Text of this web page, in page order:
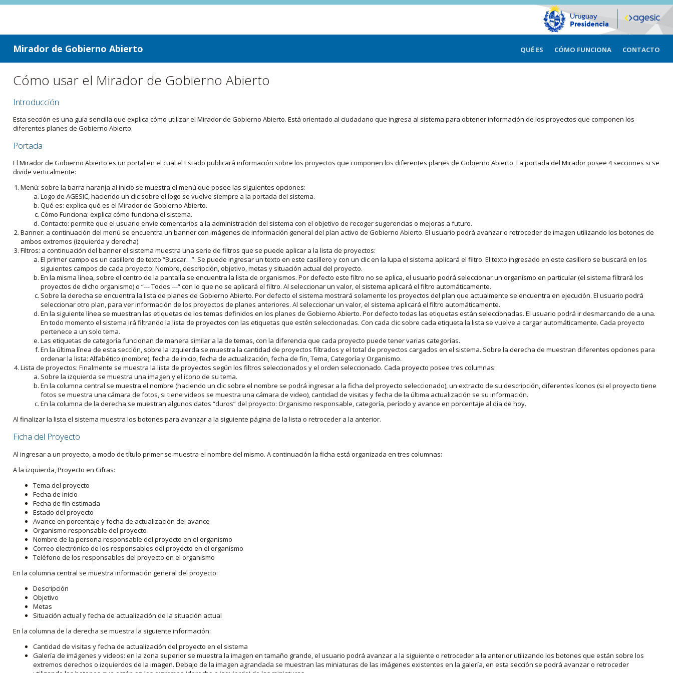
ir a contenido
ir al menú
Mirador de Gobierno Abierto QUÉ ES CÓMO FUNCIONA CONTACTO
Cómo usar el Mirador de Gobierno Abierto
Introducción
Esta sección es una guía sencilla que explica cómo utilizar el Mirador de Gobierno Abierto. Está orientado al ciudadano que ingresa al sistema para obtener información de los proyectos que componen los
diferentes planes de Gobierno Abierto.
Portada
El Mirador de Gobierno Abierto es un portal en el cual el Estado publicará información sobre los proyectos que componen los diferentes planes de Gobierno Abierto. La portada del Mirador posee 4 secciones si se
divide verticalmente:
Menú: sobre la barra naranja al inicio se muestra el menú que posee las siguientes opciones:
Logo de AGESIC, haciendo un clic sobre el logo se vuelve siempre a la portada del sistema.
Qué es: explica qué es el Mirador de Gobierno Abierto.
Cómo Funciona: explica cómo funciona el sistema.
Contacto: permite que el usuario envíe comentarios a la administración del sistema con el objetivo de recoger sugerencias o mejoras a futuro.
Banner: a continuación del menú se encuentra un banner con imágenes de información general del plan activo de Gobierno Abierto. El usuario podrá avanzar o retroceder de imagen utilizando los botones de
ambos extremos (izquierda y derecha).
Filtros: a continuación del banner el sistema muestra una serie de filtros que se puede aplicar a la lista de proyectos:
El primer campo es un casillero de texto “Buscar…”. Se puede ingresar un texto en este casillero y con un clic en la lupa el sistema aplicará el filtro. El texto ingresado en este casillero se buscará en los
siguientes campos de cada proyecto: Nombre, descripción, objetivo, metas y situación actual del proyecto.
En la misma línea, sobre el centro de la pantalla se encuentra la lista de organismos. Por defecto este filtro no se aplica, el usuario podrá seleccionar un organismo en particular (el sistema filtrará los
proyectos de dicho organismo) o “--- Todos ---“ con lo que no se aplicará el filtro. Al seleccionar un valor, el sistema aplicará el filtro automáticamente.
Sobre la derecha se encuentra la lista de planes de Gobierno Abierto. Por defecto el sistema mostrará solamente los proyectos del plan que actualmente se encuentra en ejecución. El usuario podrá
seleccionar otro plan, para ver información de los proyectos de planes anteriores. Al seleccionar un valor, el sistema aplicará el filtro automáticamente.
En la siguiente línea se muestran las etiquetas de los temas definidos en los planes de Gobierno Abierto. Por defecto todas las etiquetas están seleccionadas. El usuario podrá ir desmarcando de a una.
En todo momento el sistema irá filtrando la lista de proyectos con las etiquetas que estén seleccionadas. Con cada clic sobre cada etiqueta la lista se vuelve a cargar automáticamente. Cada proyecto
pertenece a un solo tema.
Las etiquetas de categoría funcionan de manera similar a la de temas, con la diferencia que cada proyecto puede tener varias categorías.
En la última línea de esta sección, sobre la izquierda se muestra la cantidad de proyectos filtrados y el total de proyectos cargados en el sistema. Sobre la derecha de muestran diferentes opciones para
ordenar la lista: Alfabético (nombre), fecha de inicio, fecha de actualización, fecha de fin, Tema, Categoría y Organismo.
Lista de proyectos: Finalmente se muestra la lista de proyectos según los filtros seleccionados y el orden seleccionado. Cada proyecto posee tres columnas:
Sobre la izquierda se muestra una imagen y el ícono de su tema.
En la columna central se muestra el nombre (haciendo un clic sobre el nombre se podrá ingresar a la ficha del proyecto seleccionado), un extracto de su descripción, diferentes íconos (si el proyecto tiene
fotos se muestra una cámara de fotos, si tiene videos se muestra una cámara de video), cantidad de visitas y fecha de la última actualización se su información.
En la columna de la derecha se muestran algunos datos “duros” del proyecto: Organismo responsable, categoría, período y avance en porcentaje al día de hoy.
Al finalizar la lista el sistema muestra los botones para avanzar a la siguiente página de la lista o retroceder a la anterior.
Ficha del Proyecto
Al ingresar a un proyecto, a modo de título primer se muestra el nombre del mismo. A continuación la ficha está organizada en tres columnas:
A la izquierda, Proyecto en Cifras:
Tema del proyecto
Fecha de inicio
Fecha de fin estimada
Estado del proyecto
Avance en porcentaje y fecha de actualización del avance
Organismo responsable del proyecto
Nombre de la persona responsable del proyecto en el organismo
Correo electrónico de los responsables del proyecto en el organismo
Teléfono de los responsables del proyecto en el organismo
En la columna central se muestra información general del proyecto:
Descripción
Objetivo
Metas
Situación actual y fecha de actualización de la situación actual
En la columna de la derecha se muestra la siguiente información:
Cantidad de visitas y fecha de actualización del proyecto en el sistema
Galería de imágenes y videos: en la zona superior se muestra la imagen en tamaño grande, el usuario podrá avanzar a la siguiente o retroceder a la anterior utilizando los botones que están sobre los
extremos derechos o izquierdos de la imagen. Debajo de la imagen agrandada se muestran las miniaturas de las imágenes existentes en la galería, en esta sección se podrá avanzar o retroceder